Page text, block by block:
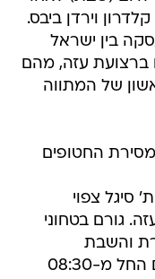
קלדרון וירדן ביבס.
בין ישראל
79 חטופים ברצועת עזה, מהם
של המתווה
החטופים
סיגל צפוי
גורם בטחוני
והשבת
החטופים במסגרת מימוש ההסכם החל מ-08:30